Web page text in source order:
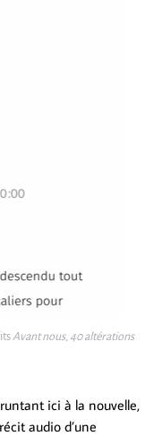
Avant nous, 40 altérations
ici à la nouvelle,
audio d’une